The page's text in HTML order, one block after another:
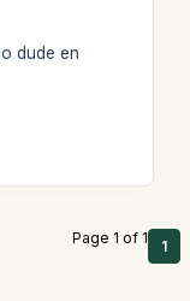
dude en
Page 1 of 1 1